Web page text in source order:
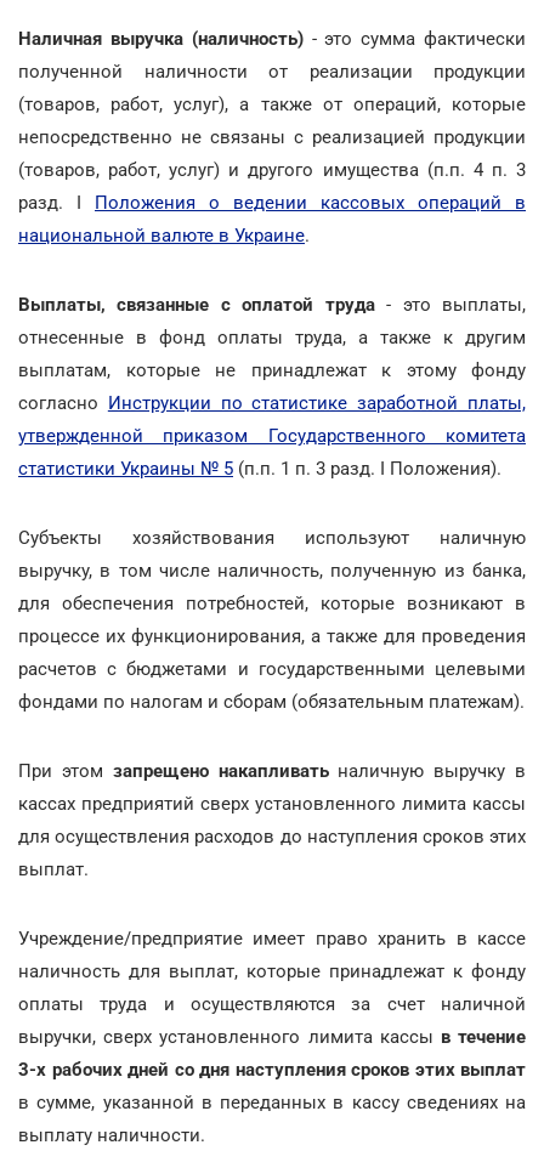
Наличная выручка (наличность)- это сумма фактически
полученной наличности от реализации продукции
(товаров, работ, услуг), а также от операций, которые
непосредственно не связаны с реализацией продукции
(товаров, работ, услуг) и другого имущества (п.п. 4 п. 3
разд. I Положения о ведении кассовых операций в
национальной валюте в Украине.
Выплаты, связанные с оплатой труда- это выплаты,
отнесенные в фонд оплаты труда, а также к другим
выплатам, которые не принадлежат к этому фонду
согласно Инструкции по статистике заработной платы,
утвержденной приказом Государственного комитета
статистики Украины № 5 (п.п. 1 п. 3 разд. I Положения).
Субъекты хозяйствования используют наличную
выручку, в том числе наличность, полученную из банка,
для обеспечения потребностей, которые возникают в
процессе их функционирования, а также для проведения
расчетов с бюджетами и государственными целевыми
фондами по налогам и сборам (обязательным платежам).
При этом запрещено накапливатьналичную выручку в
кассах предприятий сверх установленного лимита кассы
для осуществления расходов до наступления сроков этих
выплат.
Учреждение/предприятие имеет право хранить в кассе
наличность для выплат, которые принадлежат к фонду
оплаты труда и осуществляются за счет наличной
выручки, сверх установленного лимита кассы в течение
3-х рабочих дней со дня наступления сроков этих выплат
в сумме, указанной в переданных в кассу сведениях на
выплату наличности.